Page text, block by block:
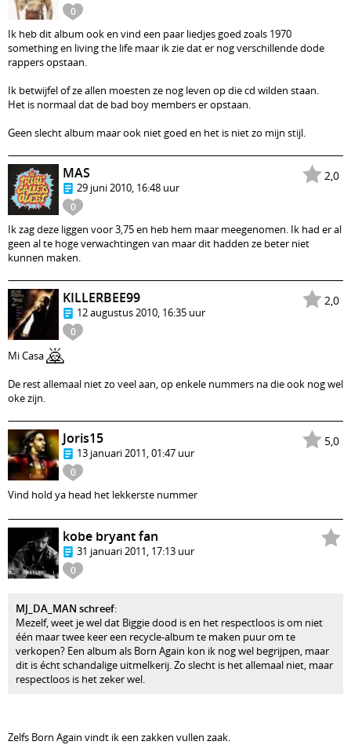
0
Ik heb dit album ook en vind een paar liedjes goed zoals 1970
something en living the life maar ik zie dat er nog verschillende dode
rappers opstaan.
Ik betwijfel of ze allen moesten ze nog leven op die cd wilden staan.
Het is normaal dat de bad boy members er opstaan.
Geen slecht album maar ook niet goed en het is niet zo mijn stijl.
2,0
0
MAS
29 juni 2010, 16:48 uur
Ik zag deze liggen voor 3,75 en heb hem maar meegenomen. Ik had er al
geen al te hoge verwachtingen van maar dit hadden ze beter niet
kunnen maken.
2,0
0
KILLERBEE99
12 augustus 2010, 16:35 uur
Mi Casa🙇
De rest allemaal niet zo veel aan, op enkele nummers na die ook nog wel
oke zijn.
5,0
0
Joris15
13 januari 2011, 01:47 uur
Vind hold ya head het lekkerste nummer
0
kobe bryant fan
31 januari 2011, 17:13 uur
MJ_DA_MAN schreef:
Mezelf, weet je wel dat Biggie dood is en het respectloos is om niet
één maar twee keer een recycle-album te maken puur om te
verkopen? Een album als Born Again kon ik nog wel begrijpen, maar
dit is écht schandalige uitmelkerij. Zo slecht is het allemaal niet, maar
respectloos is het zeker wel.
Zelfs Born Again vindt ik een zakken vullen zaak.